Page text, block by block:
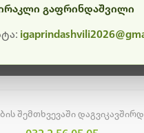
შემთხვევაში
გაფრინდაშვილი